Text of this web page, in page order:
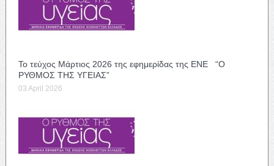
Το τεύχος Μάρτιος 2026 της εφημερίδας της ΕΝΕ “Ο
ΡΥΘΜΟΣ ΤΗΣ ΥΓΕΙΑΣ”
03 April 2026